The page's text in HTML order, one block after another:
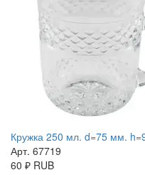
Кружка 250 мл. d=75 мм.
Арт. 67719
60 ₽ RUB